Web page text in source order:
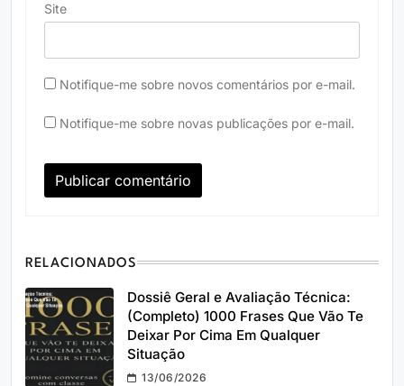
Site
Notifique-me sobre novos comentários por e-mail.
Notifique-me sobre novas publicações por e-mail.
RELACIONADOS
Dossiê Geral e Avaliação Técnica:
(Completo) 1000 Frases Que Vão Te
Deixar Por Cima Em Qualquer
Situação
13/06/2026